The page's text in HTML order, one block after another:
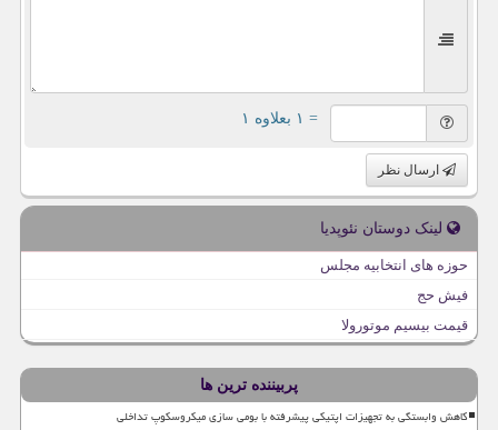
= ۱ بعلاوه ۱
ارسال نظر
لینک دوستان نئوپدیا
حوزه های انتخابیه مجلس
فیش حج
قیمت بیسیم موتورولا
پربیننده ترین ها
کاهش وابستگی به تجهیزات اپتیکی پیشرفته با بومی سازی میکروسکوپ تداخلی